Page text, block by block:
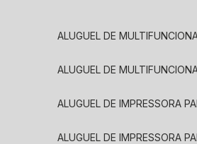
ALUGUEL DE
ALUGUEL DE
ALUGUEL DE IMPRESSORA
ALUGUEL DE IMPRESSORA